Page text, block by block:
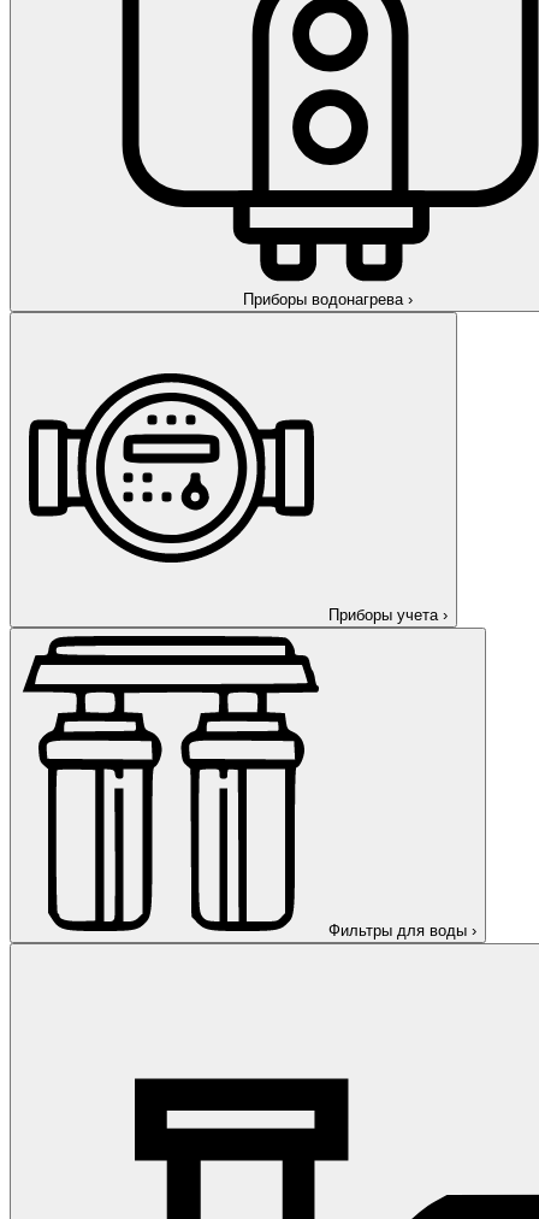
Приборы водонагрева ›
Приборы учета ›
Фильтры для воды ›